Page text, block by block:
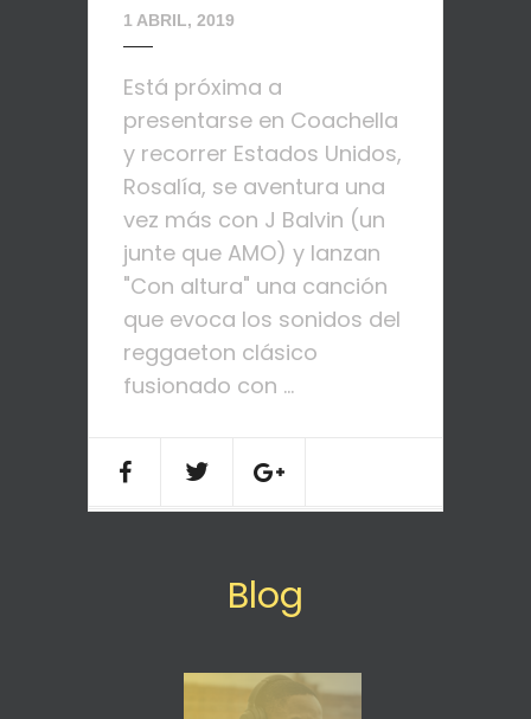
1 ABRIL, 2019
Está próxima a
presentarse en Coachella
y recorrer Estados Unidos,
Rosalía, se aventura una
vez más con J Balvin (un
junte que AMO) y lanzan
"Con altura" una canción
que evoca los sonidos del
reggaeton clásico
fusionado con ...
Blog